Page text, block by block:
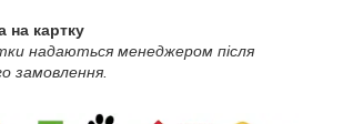
на картку
надаються менеджером після
замовлення.